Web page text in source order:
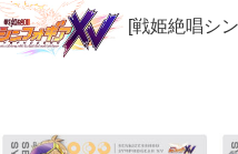
[戦姫絶唱シ